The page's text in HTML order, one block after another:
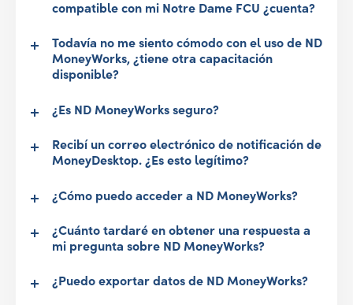
compatible con mi Notre Dame FCU ¿cuenta?
Todavía no me siento cómodo con el uso de ND
MoneyWorks, ¿tiene otra capacitación
disponible?
¿Es ND MoneyWorks seguro?
Recibí un correo electrónico de notificación de
MoneyDesktop. ¿Es esto legítimo?
¿Cómo puedo acceder a ND MoneyWorks?
¿Cuánto tardaré en obtener una respuesta a
mi pregunta sobre ND MoneyWorks?
¿Puedo exportar datos de ND MoneyWorks?